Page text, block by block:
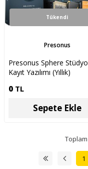
Tükendi
Presonus
Presonus Sphere Stüdyo
Kayıt Yazılımı (Yıllık)
0 TL
Sepete Ekle
Toplam
1